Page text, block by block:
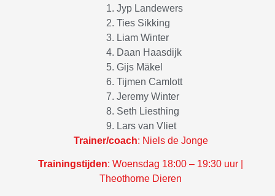
Jyp Landewers
Ties Sikking
Liam Winter
Daan Haasdijk
Gijs Mäkel
Tijmen Camlott
Jeremy Winter
Seth Liesthing
Lars van Vliet
Trainer/coach: Niels de Jonge
Trainingstijden: Woensdag 18:00 – 19:30 uur |
Theothorne Dieren